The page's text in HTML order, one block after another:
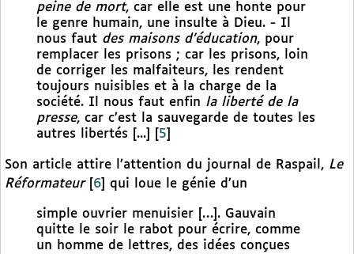
peine de mort, car elle est une honte pour
le genre humain, une insulte à Dieu. - Il
nous faut des maisons d’éducation, pour
remplacer les prisons ; car les prisons, loin
de corriger les malfaiteurs, les rendent
toujours nuisibles et à la charge de la
société. Il nous faut enfin la liberté de la
presse, car c’est la sauvegarde de toutes les
autres libertés [...]
5
Son article attire l’attention du journal de Raspail, Le
Réformateur[ 6 qui loue le génie d’un
simple ouvrier menuisier […]. Gauvain
quitte le soir le rabot pour écrire, comme
un homme de lettres, des idées conçues